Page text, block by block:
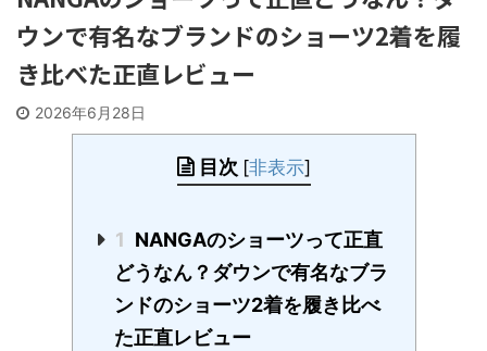
ウンで有名なブランドのショーツ2着を履
き比べた正直レビュー
2026年6月28日
目次 [非表示]
1 NANGAのショーツって正直
どうなん？ダウンで有名なブラ
ンドのショーツ2着を履き比べ
た正直レビュー